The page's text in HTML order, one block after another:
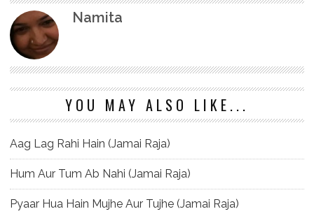
Namita
YOU MAY ALSO LIKE...
Aag Lag Rahi Hain (Jamai Raja)
Hum Aur Tum Ab Nahi (Jamai Raja)
Pyaar Hua Hain Mujhe Aur Tujhe (Jamai Raja)